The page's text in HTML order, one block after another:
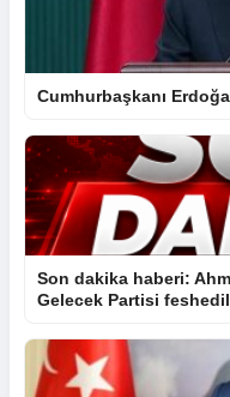
Cumhurbaşkanı
Son dakika haberi:
Gelecek Partisi